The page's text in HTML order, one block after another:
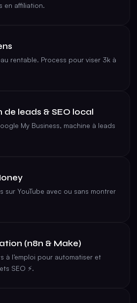
en affiliation.
rentable. Process pour viser 3k à
leads & SEO local
My Business, machine à leads
sur YouTube avec ou sans montrer
(n8n & Make)
à l’emploi pour automatiser et
SEO ⚡.